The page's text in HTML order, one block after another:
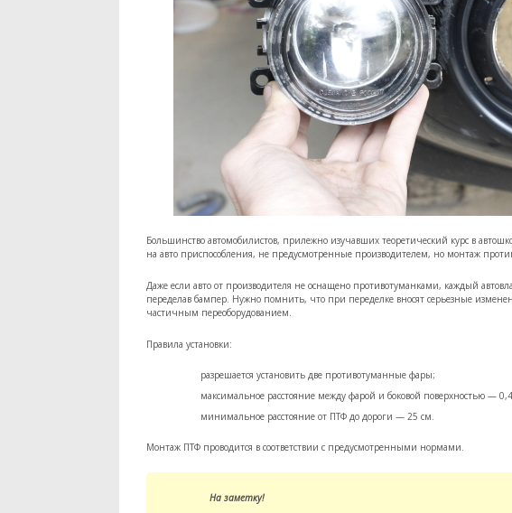
Большинство автомобилистов, прилежно изучавших теоретический курс в
на авто приспособления, не предусмотренные производителем, но монтаж
Даже если авто от производителя не оснащено противотуманками, каждый
переделав бампер. Нужно помнить, что при переделке вносят серьезные
частичным переоборудованием.
Правила установки:
разрешается установить две противотуманные фары;
максимальное расстояние между фарой и боковой поверхностью —
минимальное расстояние от ПТФ до дороги — 25 см.
Монтаж ПТФ проводится в соответствии с предусмотренными нормами.
На заметку!